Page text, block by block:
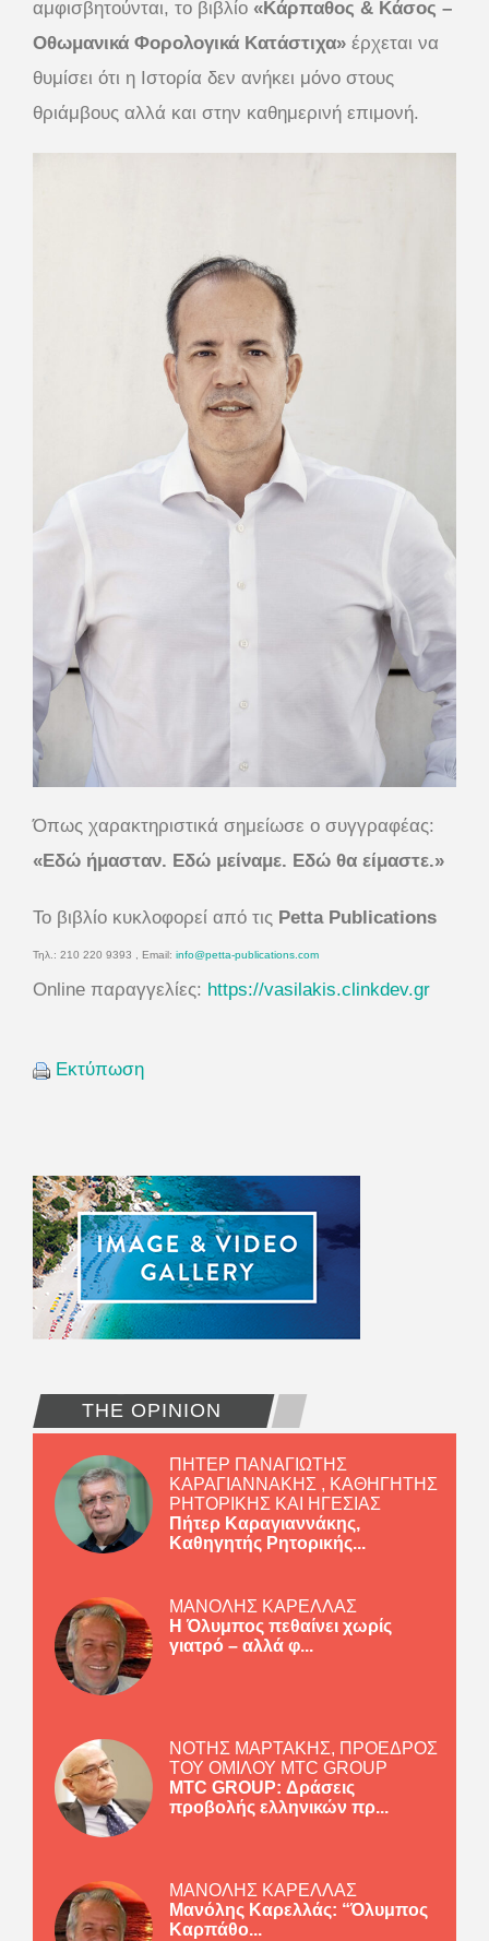
αμφισβητούνται, το βιβλίο «Κάρπαθος & Κάσος –
Οθωμανικά Φορολογικά Κατάστιχα» έρχεται να
θυμίσει ότι η Ιστορία δεν ανήκει μόνο στους
θριάμβους αλλά και στην καθημερινή επιμονή.
Όπως χαρακτηριστικά σημείωσε ο συγγραφέας:
«Εδώ ήμασταν. Εδώ μείναμε. Εδώ θα είμαστε.»
Το βιβλίο κυκλοφορεί από τις PettaPublications
Τηλ.: 210 220 9393 , Email: info@petta-publications.com
Online παραγγελίες: https://vasilakis.clinkdev.gr
Εκτύπωση
THE OPINION
ΠΗΤΕΡ ΠΑΝΑΓΙΩΤΗΣ
ΚΑΡΑΓΙΑΝΝΑΚΗΣ , ΚΑΘΗΓΗΤΗΣ
ΡΗΤΟΡΙΚΗΣ ΚΑΙ ΗΓΕΣΙΑΣ
Πήτερ Καραγιαννάκης,
Καθηγητής Ρητορικής...
ΜΑΝΟΛΗΣ ΚΑΡΕΛΛΑΣ
Η Όλυμπος πεθαίνει χωρίς
γιατρό – αλλά φ...
ΝΟΤΗΣ ΜΑΡΤΑΚΗΣ, ΠΡΟΕΔΡΟΣ
ΤΟΥ ΟΜΙΛΟΥ MTC GROUP
MTC GROUP: Δράσεις
προβολής ελληνικών πρ...
ΜΑΝΟΛΗΣ ΚΑΡΕΛΛΑΣ
Μανόλης Καρελλάς: “Όλυμπος
Καρπάθο...